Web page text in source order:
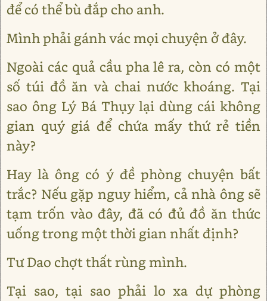
để có thể bù đắp cho anh.
Mình phải gánh vác mọi chuyện ở đây.
Ngoài các quả cầu pha lê ra, còn có một
số túi đồ ăn và chai nước khoáng. Tại
sao ông Lý Bá Thụy lại dùng cái không
gian quý giá để chứa mấy thứ rẻ tiền
này?
Hay là ông có ý đề phòng chuyện bất
trắc? Nếu gặp nguy hiểm, cả nhà ông sẽ
tạm trốn vào đây, đã có đủ đồ ăn thức
uống trong một thời gian nhất định?
Tư Dao chợt thất rùng mình.
Tại sao, tại sao phải lo xa dự phòng